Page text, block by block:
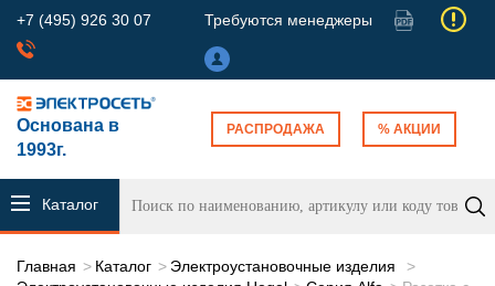
+7 (495) 926 30 07 Требуются менеджеры
Основана в
1993г.
РАСПРОДАЖА % АКЦИИ
Каталог
Главная Каталог
Электроустановочные изделия